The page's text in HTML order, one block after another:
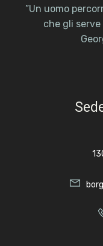
”Un uomo
che gli serve